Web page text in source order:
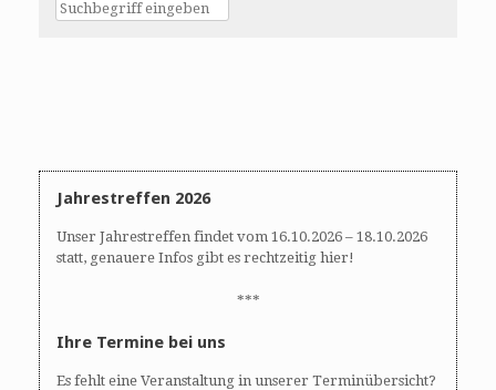
Jahrestreffen 2026
Unser Jahrestreffen findet vom 16.10.2026 – 18.10.2026
statt, genauere Infos gibt es rechtzeitig hier!
***
Ihre Termine bei uns
Es fehlt eine Veranstaltung in unserer Terminübersicht?